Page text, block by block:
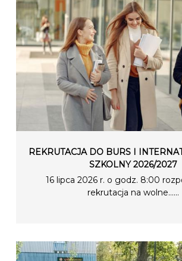
REKRUTACJA DO BURS I
SZKOLNY 2026/2027
16 lipca 2026 r. o godz. 8:00
rekrutacja na wolne…...